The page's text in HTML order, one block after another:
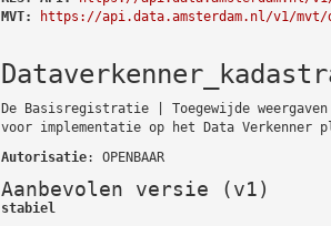
MVT:
https://api.data.amsterdam.nl/v1/mvt/
De Basisregistratie | Toegewijde
voor implementatie op het Data Verkenner
Autorisatie: OPENBAAR
Aanbevolen versie (v1)
stabiel